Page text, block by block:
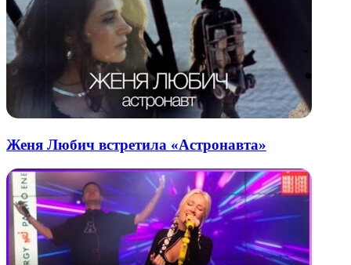
Женя Любич встретила «Астронавта»